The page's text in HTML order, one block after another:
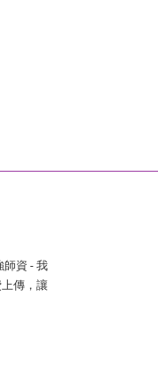
師資 - 我
傳，讓